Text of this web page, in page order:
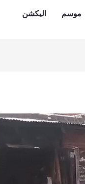
موسم
الیکشن